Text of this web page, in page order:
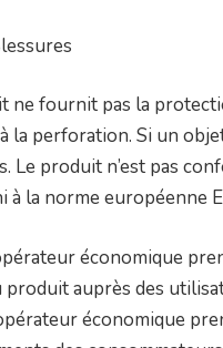
ne fournit pas la
la perforation. Si un
Le produit n’est pas
à la norme européenne
économique
produit auprès des
économique